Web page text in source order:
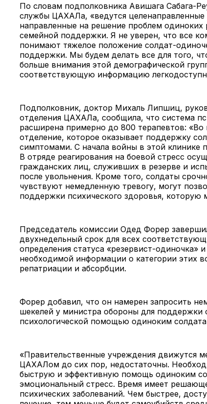
По словам подполковника Авишага Сабага-
службы ЦАХАЛа, «ведутся
направленные на решение проблем одиноких
семейной поддержки. Я не уверен, что все
понимают тяжелое положение солдат-
поддержки. Мы будем делать все для того,
больше внимания этой демографической
соответствующую информацию
Подполковник, доктор Михаль Липшиц,
отделения ЦАХАЛа, сообщила, что система
расширена примерно до 800 терапевтов:
отделение, которое оказывает поддержку
симптомами. С начала войны в этой клинике
В отряде реагирования на боевой стресс
гражданских лиц, служивших в резерве и
после увольнения. Кроме того, солдаты
чувствуют немедленную тревогу, могут
поддержки психического здоровья,
Председатель комиссии Одед Форер
двухнедельный срок для всех
определения статуса «резервист-одиночка»
необходимой информации о категории этих
репатриации и абсорбции.
Форер добавил, что он намерен запросить
шекелей у министра обороны для поддержки
психологической помощью одиноким
«Правительственные учреждения движутся
ЦАХАЛом до сих пор, недостаточны.
быструю и эффективную помощь одиноким
эмоциональный стресс. Время имеет
психических заболеваний. Чем быстрее,